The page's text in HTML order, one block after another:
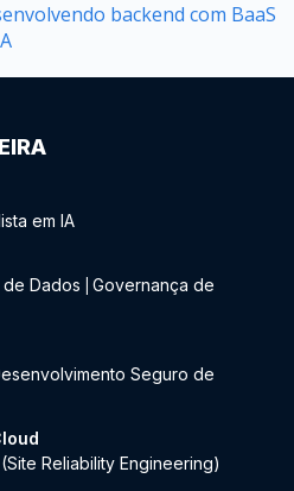
backend com BaaS
em IA
de Dados
Governança de
Seguro de
(Site Reliability Engineering)